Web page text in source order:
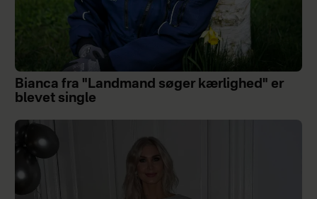
Bianca fra "Landmand søger kærlighed" er
blevet single